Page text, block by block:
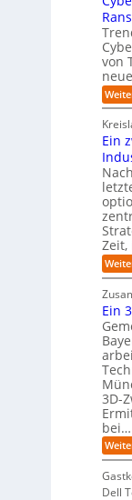
von
Ein
Ein
3D-
bei…
Dell